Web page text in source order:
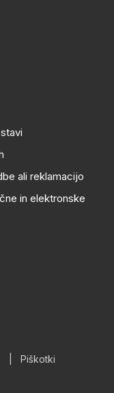
ali reklamacijo
in elektronske
Piškotki